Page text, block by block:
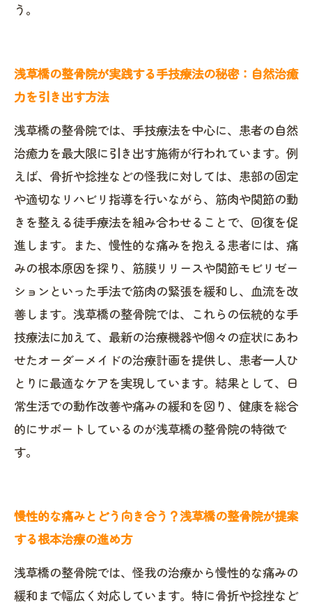
う。
浅草橋の整骨院が実践する手技療法の秘密：自然治癒
力を引き出す方法
浅草橋の整骨院では、手技療法を中心に、患者の自然
治癒力を最大限に引き出す施術が行われています。例
えば、骨折や捻挫などの怪我に対しては、患部の固定
や適切なリハビリ指導を行いながら、筋肉や関節の動
きを整える徒手療法を組み合わせることで、回復を促
進します。また、慢性的な痛みを抱える患者には、痛
みの根本原因を探り、筋膜リリースや関節モビリゼー
ションといった手法で筋肉の緊張を緩和し、血流を改
善します。浅草橋の整骨院では、これらの伝統的な手
技療法に加えて、最新の治療機器や個々の症状にあわ
せたオーダーメイドの治療計画を提供し、患者一人ひ
とりに最適なケアを実現しています。結果として、日
常生活での動作改善や痛みの緩和を図り、健康を総合
的にサポートしているのが浅草橋の整骨院の特徴で
す。
慢性的な痛みとどう向き合う？浅草橋の整骨院が提案
する根本治療の進め方
浅草橋の整骨院では、怪我の治療から慢性的な痛みの
緩和まで幅広く対応しています。特に骨折や捻挫など